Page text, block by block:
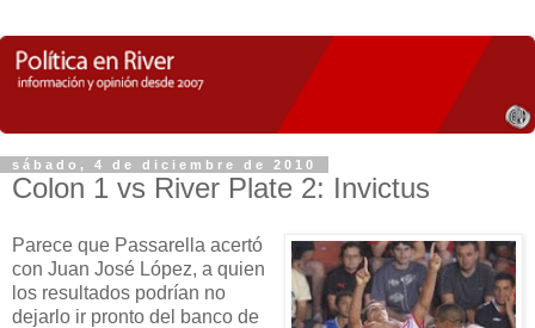
sábado, 4 de diciembre de 2010
Colon 1 vs River Plate 2: Invictus
Parece que Passarella acertó
con Juan José López, a quien
los resultados podrían no
dejarlo ir pronto del banco de